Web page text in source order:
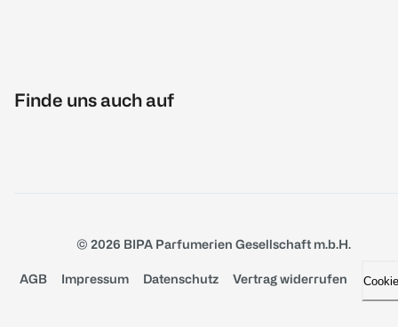
Finde uns auch auf
© 2026 BIPA Parfumerien Gesellschaft m.b.H.
AGB Impressum Datenschutz Vertrag widerrufen